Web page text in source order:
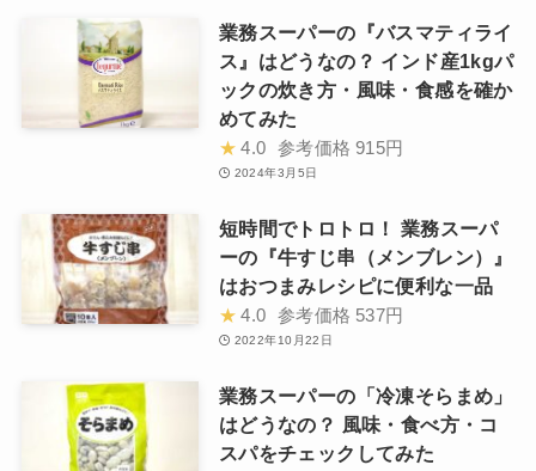
業務スーパーの『バスマティライ
ス』はどうなの？ インド産1kgパ
ックの炊き方・風味・食感を確か
めてみた
★ 4.0 参考価格 915円
2024年3月5日
短時間でトロトロ！ 業務スーパ
ーの『牛すじ串（メンブレン）』
はおつまみレシピに便利な一品
★ 4.0 参考価格 537円
2022年10月22日
業務スーパーの「冷凍そらまめ」
はどうなの？ 風味・食べ方・コ
スパをチェックしてみた